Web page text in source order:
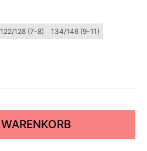
122/128 (7-8) 134/146 (9-11)